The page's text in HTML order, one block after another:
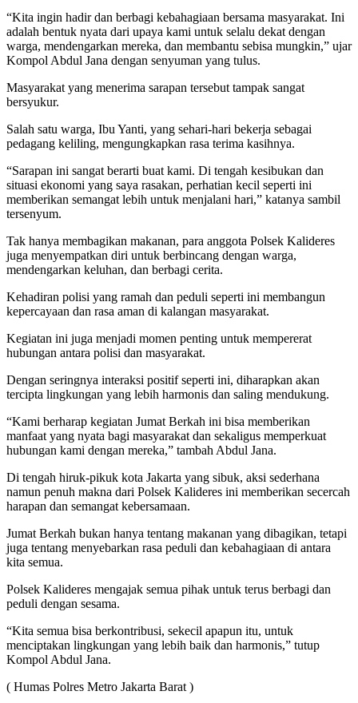
“Kita ingin hadir dan berbagi kebahagiaan bersama masyarakat. Ini
adalah bentuk nyata dari upaya kami untuk selalu dekat dengan
warga, mendengarkan mereka, dan membantu sebisa mungkin,” ujar
Kompol Abdul Jana dengan senyuman yang tulus.
Masyarakat yang menerima sarapan tersebut tampak sangat
bersyukur.
Salah satu warga, Ibu Yanti, yang sehari-hari bekerja sebagai
pedagang keliling, mengungkapkan rasa terima kasihnya.
“Sarapan ini sangat berarti buat kami. Di tengah kesibukan dan
situasi ekonomi yang saya rasakan, perhatian kecil seperti ini
memberikan semangat lebih untuk menjalani hari,” katanya sambil
tersenyum.
Tak hanya membagikan makanan, para anggota Polsek Kalideres
juga menyempatkan diri untuk berbincang dengan warga,
mendengarkan keluhan, dan berbagi cerita.
Kehadiran polisi yang ramah dan peduli seperti ini membangun
kepercayaan dan rasa aman di kalangan masyarakat.
Kegiatan ini juga menjadi momen penting untuk mempererat
hubungan antara polisi dan masyarakat.
Dengan seringnya interaksi positif seperti ini, diharapkan akan
tercipta lingkungan yang lebih harmonis dan saling mendukung.
“Kami berharap kegiatan Jumat Berkah ini bisa memberikan
manfaat yang nyata bagi masyarakat dan sekaligus memperkuat
hubungan kami dengan mereka,” tambah Abdul Jana.
Di tengah hiruk-pikuk kota Jakarta yang sibuk, aksi sederhana
namun penuh makna dari Polsek Kalideres ini memberikan secercah
harapan dan semangat kebersamaan.
Jumat Berkah bukan hanya tentang makanan yang dibagikan, tetapi
juga tentang menyebarkan rasa peduli dan kebahagiaan di antara
kita semua.
Polsek Kalideres mengajak semua pihak untuk terus berbagi dan
peduli dengan sesama.
“Kita semua bisa berkontribusi, sekecil apapun itu, untuk
menciptakan lingkungan yang lebih baik dan harmonis,” tutup
Kompol Abdul Jana.
( Humas Polres Metro Jakarta Barat )